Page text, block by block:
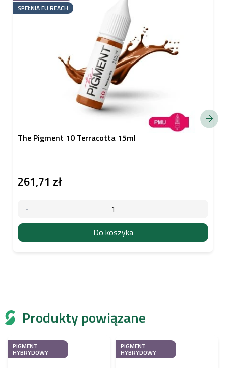
Produkty powiązane
PIGMENT
HYBRYDOWY
PIGMENT
HYBRYDOWY
SPEŁNIA EU REACH
The Pigment 10 Terracotta 15ml
261,71 zł
Do koszyka